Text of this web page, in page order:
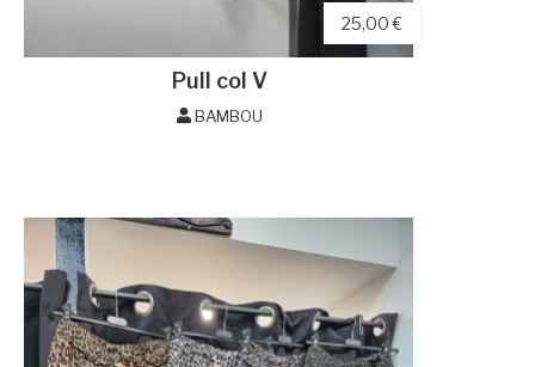
25,00 €
Pull col V
BAMBOU